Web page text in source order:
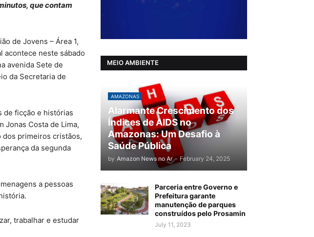
que contam
de Jovens – Área 1,
acontece neste sábado
avenida Sete de
da Secretaria de
de ficção e histórias
Jonas Costa de Lima,
dos primeiros cristãos,
da segunda
a pessoas
trabalhar e estudar
MEIO AMBIENTE
AMAZONAS
Alarmante Crescimento dos
Índices de AIDS no
Amazonas: Um Desafio à
Saúde Pública
by Amazon News no Ar - February 24, 2025
Parceria entre Governo e
Prefeitura garante
manutenção de parques
construídos pelo Prosamin
July 11, 2023